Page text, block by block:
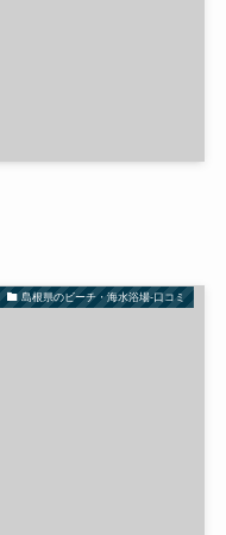
島根県のビーチ・海水浴場-口コミ